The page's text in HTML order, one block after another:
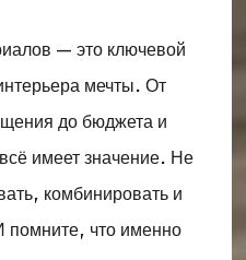
— это ключевой
мечты. От
до бюджета и
имеет значение. Не
комбинировать и
что именно